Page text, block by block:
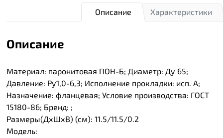
Характеристики
Описание
Описание
Материал: паронитовая ПОН-Б; Диаметр: Ду 65;
Давление: Ру1,0-6,3; Исполнение прокладки: исп. А;
Назначение: фланцевая; Условие производства: ГОСТ
15180-86; Бренд: ;
Размеры(ДхШхВ) (см): 11.5/11.5/0.2
Модель: